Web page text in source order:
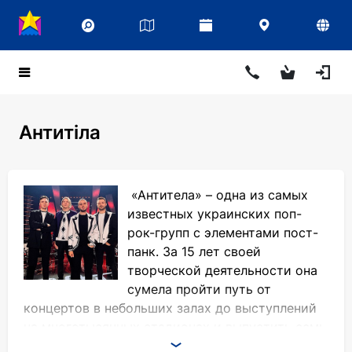
Антитіла
«Антитела» – одна из самых
известных украинских поп-
рок-групп с элементами пост-
панк. За 15 лет своей
творческой деятельности она
сумела пройти путь от
концертов в небольших залах до выступлений
альбомов. Своим названием группа «Антитела»